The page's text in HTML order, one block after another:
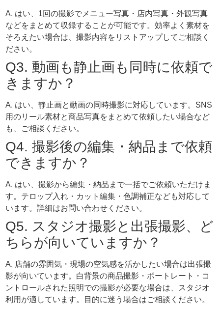
A. はい、1回の撮影でメニュー写真・店内写真・外観写真
などをまとめて収録することが可能です。効率よく素材を
そろえたい場合は、撮影内容をリストアップしてご相談く
ださい。
Q3. 動画も静止画も同時に依頼で
きますか？
A. はい、静止画と動画の同時撮影に対応しています。SNS
用のリール素材と商品写真をまとめて依頼したい場合など
も、ご相談ください。
Q4. 撮影後の編集・納品まで依頼
できますか？
A. はい、撮影から編集・納品まで一括でご依頼いただけま
す。テロップ入れ・カット編集・色調補正なども対応して
います。詳細はお問い合わせください。
Q5. スタジオ撮影と出張撮影、ど
ちらが向いていますか？
A. 店舗の雰囲気・現場の空気感を活かしたい場合は出張撮
影が向いています。白背景の商品撮影・ポートレート・コ
ントロールされた照明での撮影が必要な場合は、スタジオ
利用が適しています。目的に迷う場合はご相談ください。